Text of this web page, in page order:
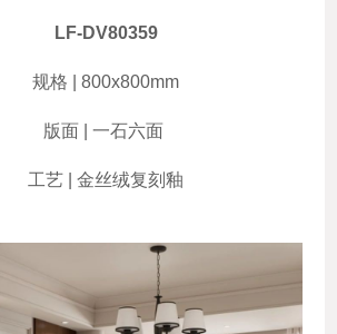
LF-DV80359
规格 | 800x800mm
版面 | 一石六面
工艺 | 金丝绒复刻釉